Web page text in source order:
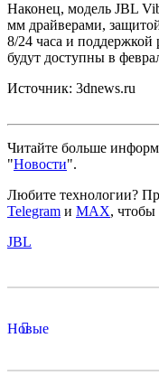
Наконец, модель JBL
мм драйверами,
8/24 часа и
будут доступны в
Источник: 3dnews.ru
Читайте больше
"Новости".
Любите технологии?
Telegram и MAX, чтобы
JBL
Новые